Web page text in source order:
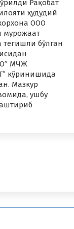
Рақобат
ҳудудий
OOO
мурожаат
бўлган
МЧЖ
кўринишида
Мазкур
ушбу